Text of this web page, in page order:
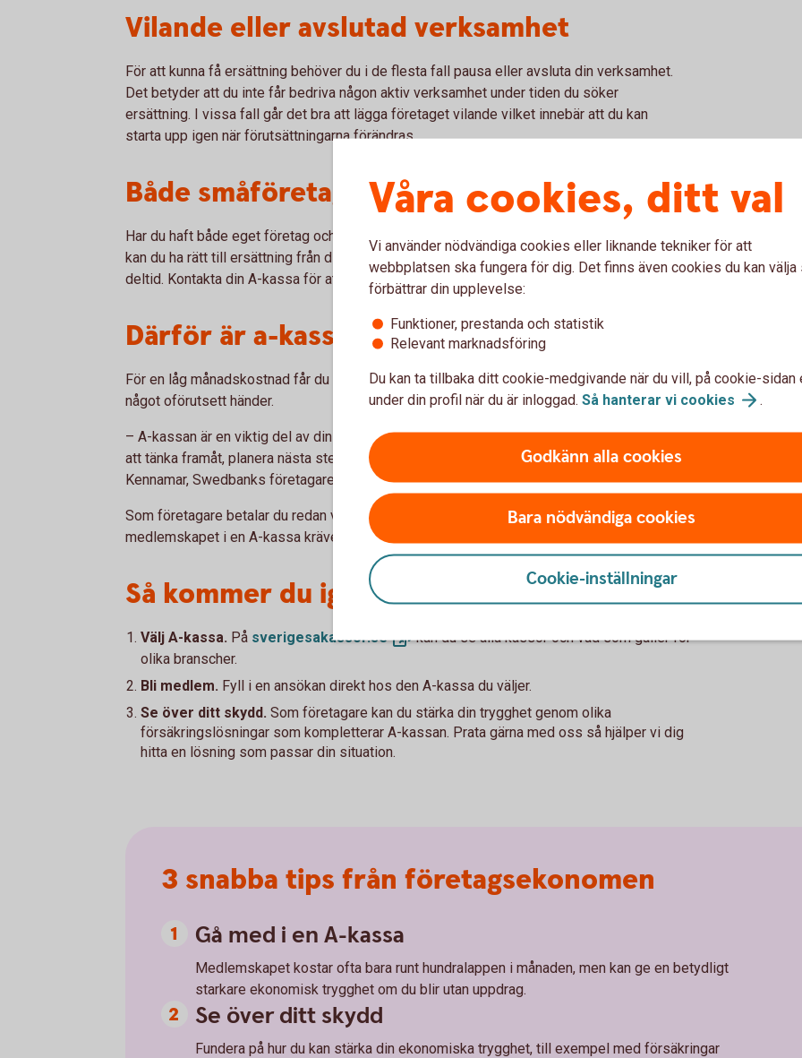
Vilande eller avslutad verksamhet
För att kunna få ersättning behöver du i de flesta fall pausa eller avsluta din verksamhet.
Det betyder att du inte får bedriva någon aktiv verksamhet under tiden du söker
ersättning. I vissa fall går det bra att lägga företaget vilande vilket innebär att du kan
starta upp igen när förutsättningarna förändras.
Både småföretagare och anställd?
Har du haft både eget företag och en anställning? Då gäller särskilda regler. I vissa fall
kan du ha rätt till ersättning från din anställning, även om du fortsätter driva företaget på
deltid. Kontakta din A-kassa för att få vägledning utifrån din situation.
Därför är a-kassa en klok investering
För en låg månadskostnad får du en trygghetsförsäkring som kan göra stor skillnad om
något oförutsett händer.
– A-kassan är en viktig del av din ekonomiska trygghet. Den kan ge dig tid och utrymme
att tänka framåt, planera nästa steg och starta om på ett hållbart sätt, säger Jörgen
Kennamar, Swedbanks företagarekonom.
Som företagare betalar du redan via egenavgifter till trygghetssystemet, men själva
medlemskapet i en A-kassa kräver att du aktivt går med.
Så kommer du igång
Välj A-kassa. På sverigesakassor.se
kan du se alla kassor och vad som gäller för
olika branscher.
Bli medlem. Fyll i en ansökan direkt hos den A-kassa du väljer.
Se över ditt skydd. Som företagare kan du stärka din trygghet genom olika
försäkringslösningar som kompletterar A-kassan. Prata gärna med oss så hjälper vi dig
hitta en lösning som passar din situation.
3 snabba tips från företagsekonomen
Gå med i en A-kassa
Medlemskapet kostar ofta bara runt hundralappen i månaden, men kan ge en betydligt
starkare ekonomisk trygghet om du blir utan uppdrag.
Se över ditt skydd
Fundera på hur du kan stärka din ekonomiska trygghet, till exempel med försäkringar
Våra cookies, ditt val
Vi använder nödvändiga cookies eller liknande tekniker för att
webbplatsen ska fungera för dig. Det finns även cookies du kan välja
förbättrar din upplevelse:
Funktioner, prestanda och statistik
Relevant marknadsföring
Du kan ta tillbaka ditt cookie-medgivande när du vill, på cookie-sidan
under din profil när du är inloggad. Så hanterar vi cookies .
Godkänn alla cookies
Bara nödvändiga cookies
Cookie-inställningar